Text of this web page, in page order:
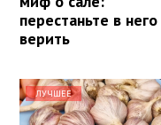
перестаньте в него
верить
ЛУЧШЕЕ